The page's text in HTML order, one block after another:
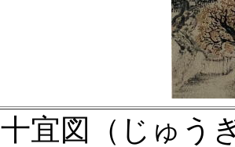
十宜図（じゅう